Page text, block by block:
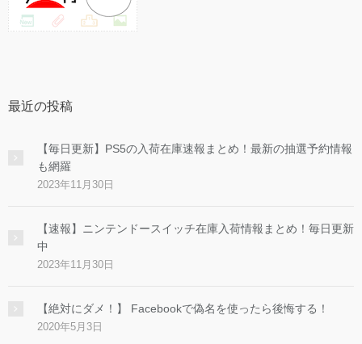
最近の投稿
【毎日更新】PS5の入荷在庫速報まとめ！最新の抽選予約情報
も網羅
2023年11月30日
【速報】ニンテンドースイッチ在庫入荷情報まとめ！毎日更新
中
2023年11月30日
【絶対にダメ！】 Facebookで偽名を使ったら後悔する！
2020年5月3日